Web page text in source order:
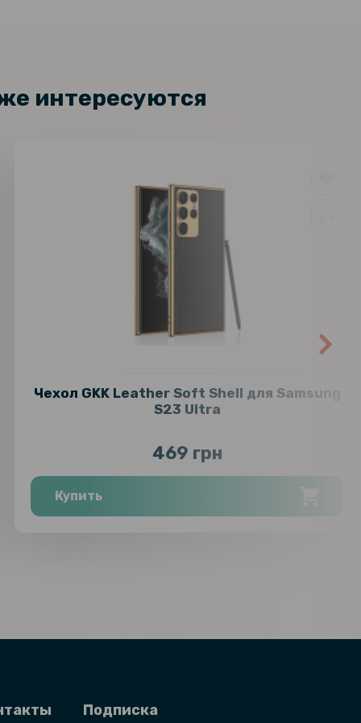
интересуются
Чехол GKK Leather Soft Shell для Samsung
S23 Ultra
469 грн
Купить
Подписка